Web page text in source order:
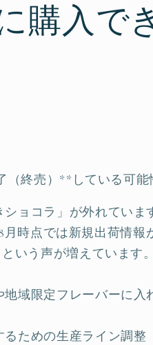
購入で
終売）**している可能
ョコラ」が外れていま
時点では新規出荷情報
いう声が増えています。
域限定フレーバーに入
ための生産ライン調整